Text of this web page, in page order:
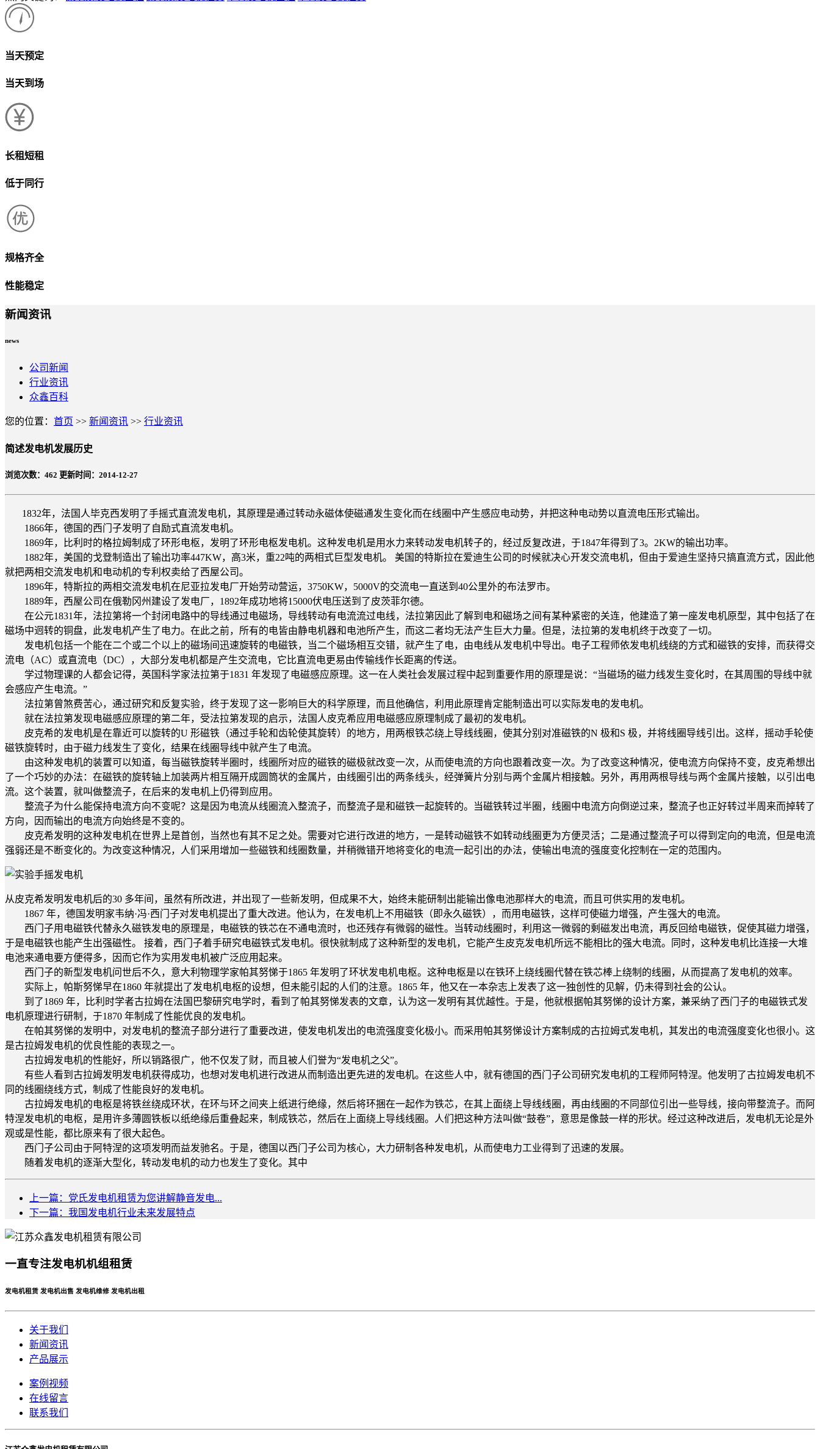
当天预定
当天到场
长租短租
低于同行
规格齐全
性能稳定
新闻资讯
news
公司新闻
行业资讯
众鑫百科
您的位置： 首页 >> 新闻资讯 >> 行业资讯
简述发电机发展历史
浏览次数： 462 更新时间：2014-12-27
1832年，法国人毕克西发明了手摇式直流发电机，其原理是通过转动永磁体使磁通发生变化而在线圈中产生感应电动势，并把这种电动势以直流电压形式输出。
1866年，德国的西门子发明了自励式直流发电机。
1869年，比利时的格拉姆制成了环形电枢，发明了环形电枢发电机。这种发电机是用水力来转动发电机转子的，经过反复改进，于1847年得到了3。2KW的输出功率。
1882年，美国的戈登制造出了输出功率447KW，高3米，重22吨的两相式巨型发电机。 美国的特斯拉在爱迪生公司的时候就决心开发交流电机，但由于爱迪生坚持只搞直流方式，因此他
就把两相交流发电机和电动机的专利权卖给了西屋公司。
1896年，特斯拉的两相交流发电机在尼亚拉发电厂开始劳动营运，3750KW，5000V的交流电一直送到40公里外的布法罗市。
1889年，西屋公司在俄勒冈州建设了发电厂，1892年成功地将15000伏电压送到了皮茨菲尔德。
在公元1831年，法拉第将一个封闭电路中的导线通过电磁场，导线转动有电流流过电线，法拉第因此了解到电和磁场之间有某种紧密的关连，他建造了第一座发电机原型，其中包括了在
磁场中迥转的铜盘，此发电机产生了电力。在此之前，所有的电皆由静电机器和电池所产生，而这二者均无法产生巨大力量。但是，法拉第的发电机终于改变了一切。
发电机包括一个能在二个或二个以上的磁场间迅速旋转的电磁铁，当二个磁场相互交错，就产生了电，由电线从发电机中导出。电子工程师依发电机线绕的方式和磁铁的安排，而获得交
流电（AC）或直流电（DC），大部分发电机都是产生交流电，它比直流电更易由传输线作长距离的传送。
学过物理课的人都会记得，英国科学家法拉第于1831 年发现了电磁感应原理。这一在人类社会发展过程中起到重要作用的原理是说：“当磁场的磁力线发生变化时，在其周围的导线中就
会感应产生电流。”
法拉第曾煞费苦心，通过研究和反复实验，终于发现了这一影响巨大的科学原理，而且他确信，利用此原理肯定能制造出可以实际发电的发电机。
就在法拉第发现电磁感应原理的第二年，受法拉第发现的启示，法国人皮克希应用电磁感应原理制成了最初的发电机。
皮克希的发电机是在靠近可以旋转的U 形磁铁（通过手轮和齿轮使其旋转）的地方，用两根铁芯绕上导线线圈，使其分别对准磁铁的N 极和S 极，并将线圈导线引出。这样，摇动手轮使
磁铁旋转时，由于磁力线发生了变化，结果在线圈导线中就产生了电流。
由这种发电机的装置可以知道，每当磁铁旋转半圈时，线圈所对应的磁铁的磁极就改变一次，从而使电流的方向也跟着改变一次。为了改变这种情况，使电流方向保持不变，皮克希想出
了一个巧妙的办法：在磁铁的旋转轴上加装两片相互隔开成圆筒状的金属片，由线圈引出的两条线头，经弹簧片分别与两个金属片相接触。另外，再用两根导线与两个金属片接触，以引出电
流。这个装置，就叫做整流子，在后来的发电机上仍得到应用。
整流子为什么能保持电流方向不变呢？这是因为电流从线圈流入整流子，而整流子是和磁铁一起旋转的。当磁铁转过半圈，线圈中电流方向倒逆过来，整流子也正好转过半周来而掉转了
方向，因而输出的电流方向始终是不变的。
皮克希发明的这种发电机在世界上是首创，当然也有其不足之处。需要对它进行改进的地方，一是转动磁铁不如转动线圈更为方便灵活；二是通过整流子可以得到定向的电流，但是电流
强弱还是不断变化的。为改变这种情况，人们采用增加一些磁铁和线圈数量，并稍微错开地将变化的电流一起引出的办法，使输出电流的强度变化控制在一定的范围内。
从皮克希发明发电机后的30 多年间，虽然有所改进，并出现了一些新发明，但成果不大，始终未能研制出能输出像电池那样大的电流，而且可供实用的发电机。
1867 年，德国发明家韦纳·冯·西门子对发电机提出了重大改进。他认为，在发电机上不用磁铁（即永久磁铁），而用电磁铁，这样可使磁力增强，产生强大的电流。
西门子用电磁铁代替永久磁铁发电的原理是，电磁铁的铁芯在不通电流时，也还残存有微弱的磁性。当转动线圈时，利用这一微弱的剩磁发出电流，再反回给电磁铁，促使其磁力增强，
于是电磁铁也能产生出强磁性。 接着，西门子着手研究电磁铁式发电机。很快就制成了这种新型的发电机，它能产生皮克发电机所远不能相比的强大电流。同时，这种发电机比连接一大堆
电池来通电要方便得多，因而它作为实用发电机被广泛应用起来。
西门子的新型发电机问世后不久，意大利物理学家帕其努悌于1865 年发明了环状发电机电枢。这种电枢是以在铁环上绕线圈代替在铁芯棒上绕制的线圈，从而提高了发电机的效率。
实际上，帕斯努悌早在1860 年就提出了发电机电枢的设想，但未能引起的人们的注意。1865 年，他又在一本杂志上发表了这一独创性的见解，仍未得到社会的公认。
到了1869 年，比利时学者古拉姆在法国巴黎研究电学时，看到了帕其努悌发表的文章，认为这一发明有其优越性。于是，他就根据帕其努悌的设计方案，兼采纳了西门子的电磁铁式发
电机原理进行研制，于1870 年制成了性能优良的发电机。
在帕其努悌的发明中，对发电机的整流子部分进行了重要改进，使发电机发出的电流强度变化极小。而采用帕其努悌设计方案制成的古拉姆式发电机，其发出的电流强度变化也很小。这
是古拉姆发电机的优良性能的表现之一。
古拉姆发电机的性能好，所以销路很广，他不仅发了财，而且被人们誉为“发电机之父”。
有些人看到古拉姆发明发电机获得成功，也想对发电机进行改进从而制造出更先进的发电机。在这些人中，就有德国的西门子公司研究发电机的工程师阿特涅。他发明了古拉姆发电机不
同的线圈绕线方式，制成了性能良好的发电机。
古拉姆发电机的电枢是将铁丝绕成环状，在环与环之间夹上纸进行绝缘，然后将环捆在一起作为铁芯，在其上面绕上导线线圈，再由线圈的不同部位引出一些导线，接向带整流子。而阿
特涅发电机的电枢，是用许多薄圆铁板以纸绝缘后重叠起来，制成铁芯，然后在上面绕上导线线圈。人们把这种方法叫做“鼓卷”，意思是像鼓一样的形状。经过这种改进后，发电机无论是外
观或是性能，都比原来有了很大起色。
西门子公司由于阿特涅的这项发明而益发驰名。于是，德国以西门子公司为核心，大力研制各种发电机，从而使电力工业得到了迅速的发展。
随着发电机的逐渐大型化，转动发电机的动力也发生了变化。其中
上一篇：党氏发电机租赁为您讲解静音发电...
下一篇：我国发电机行业未来发展特点
一直专注发电机机组租赁
发电机租赁 发电机出售 发电机维修 发电机出租
关于我们
新闻资讯
产品展示
案例视频
在线留言
联系我们